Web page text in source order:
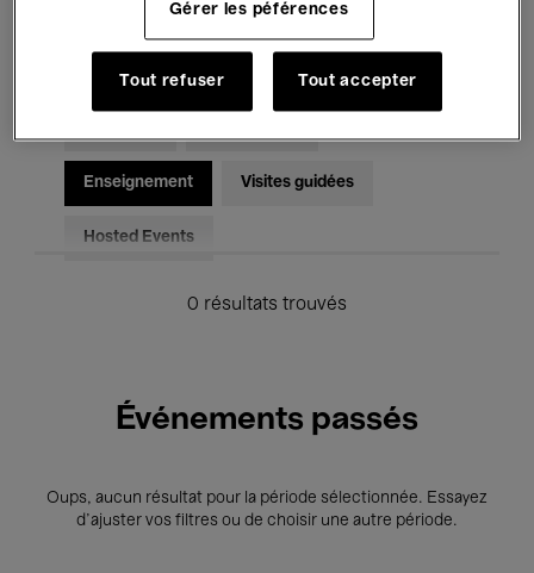
Enseignement Visites guidées
Hosted Events
0 résultats trouvés
Événements passés
Oups, aucun résultat pour la période sélectionnée. Essayez
d’ajuster vos filtres ou de choisir une autre période.
Gérer les péférences
Tout refuser Tout accepter